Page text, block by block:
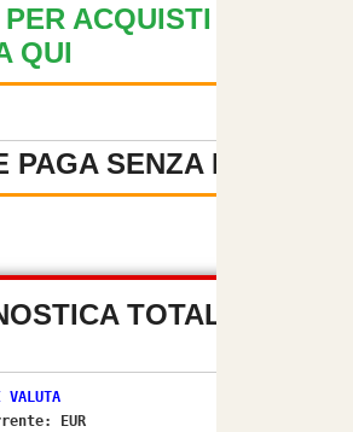
ACQUISTI MULTIPLI
QUI
PAGA SENZA
TOTALE PREZZI
EUR